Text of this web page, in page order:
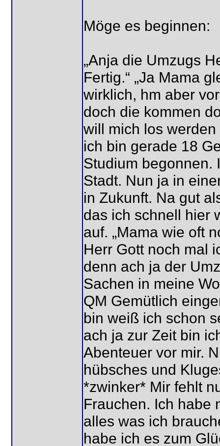
Möge es beginnen:
„Anja die Umzugs
Fertig.“ „Ja Mama
wirklich, hm aber
doch die kommen
will mich los
ich bin gerade 18
Studium begonnen.
Stadt. Nun ja in
in Zukunft. Na gut
das ich schnell hier
auf. „Mama wie oft
Herr Gott noch mal
denn ach ja der
Sachen in meine
QM Gemütlich
bin weiß ich schon
ach ja zur Zeit bin
Abenteuer vor mir.
hübsches und
*zwinker* Mir fehlt
Frauchen. Ich habe
alles was ich
habe ich es zum